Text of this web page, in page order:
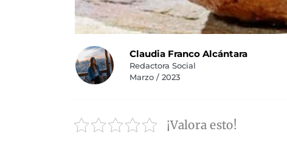
Claudia Franco Alcántara
Redactora Social
Marzo / 2023
¡Valora esto!